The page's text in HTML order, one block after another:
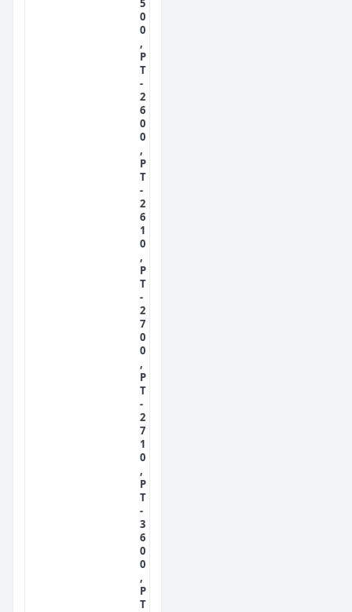
5
0
0
,
P
T
-
2
6
0
0
,
P
T
-
2
6
1
0
,
P
T
-
2
7
0
0
,
P
T
-
2
7
1
0
,
P
T
-
3
6
0
0
,
P
T